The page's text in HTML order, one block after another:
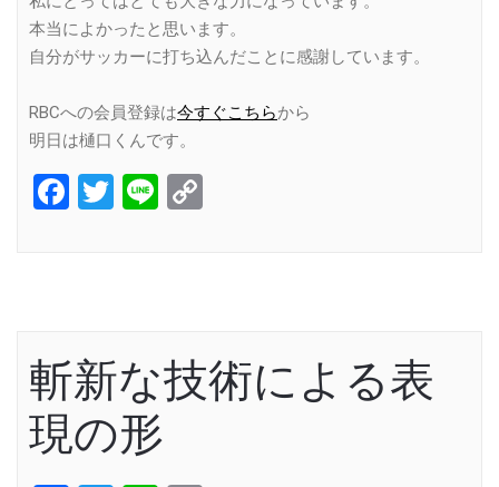
本当によかったと思います。
自分がサッカーに打ち込んだことに感謝しています。
RBCへの会員登録は今すぐこちらから
明日は樋口くんです。
Facebook
Twitter
Line
斬新な技術による表
現の形